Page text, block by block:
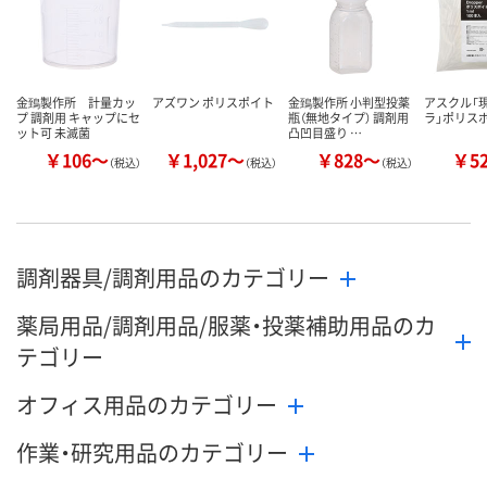
金鵄製作所 計量カッ
プ 調剤用 キャップにセ
ット可 未滅菌
￥106～（税込）
アズワン ポリスポイト
￥1,027～（税込）
金鵄製作所 小判型投薬
瓶（無地タイプ） 調剤用
凸凹目盛り …
￥828～（税込）
アスクル「
ラ」ポリス
￥
調剤器具/調剤用品のカテゴリー
薬局用品/調剤用品/服薬・投薬補助用品のカ
テゴリー
オフィス用品のカテゴリー
作業・研究用品のカテゴリー